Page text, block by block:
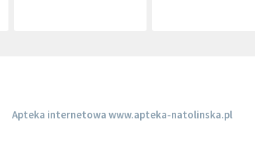
Apteka internetowa www.apteka-natolinska.pl